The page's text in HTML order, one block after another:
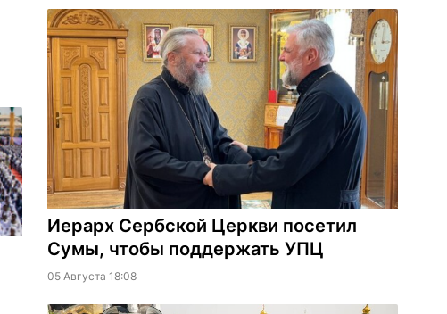
Иерарх Сербской Церкви посетил
Сумы, чтобы поддержать УПЦ
05 Августа 18:08